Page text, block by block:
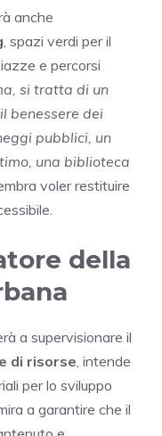
anche
, spazi verdi per il
e percorsi
si tratta di un
benessere dei
pubblici, un
una biblioteca
voler restituire
della
a supervisionare il
di risorse , intende
per lo sviluppo
a garantire che il